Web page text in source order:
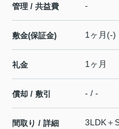
管理 / 共益費 -
敷金(保証金) 1ヶ月(-)
礼金 1ヶ月
償却 / 敷引 - / -
間取り / 詳細
3LDK＋